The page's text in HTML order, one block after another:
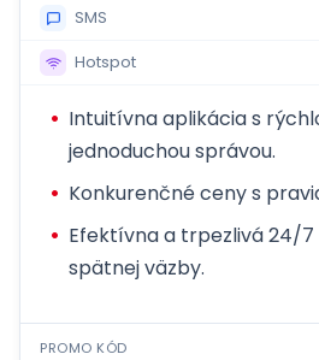
SMS
Hotspot
Intuitívna aplikácia s
jednoduchou správou.
Konkurenčné ceny s
Efektívna a trpezlivá 24/
spätnej väzby.
PROMO KÓD